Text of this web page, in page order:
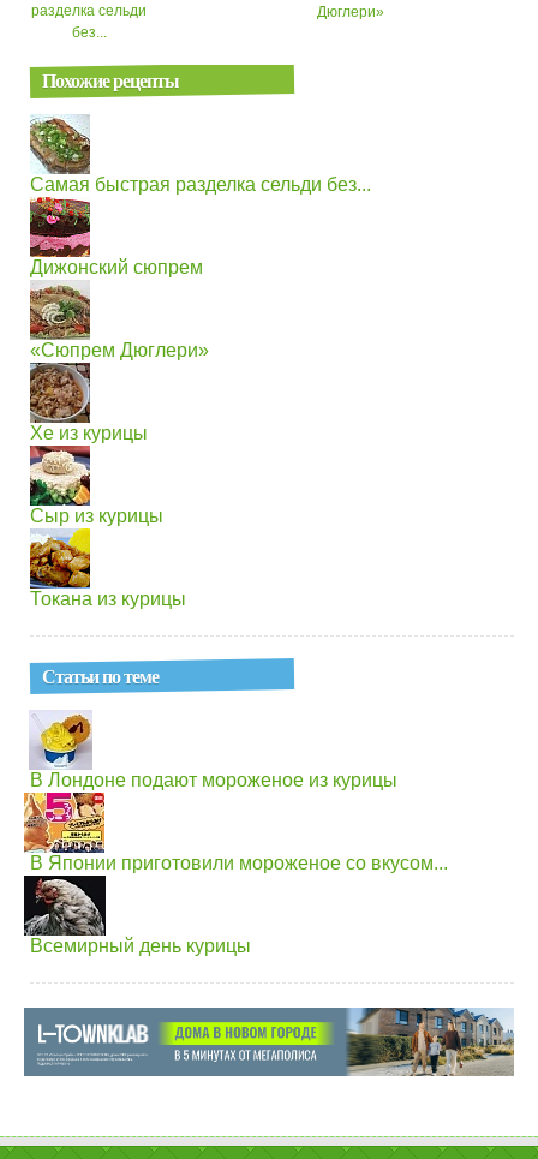
разделка сельди
без...
Дюглери»
Похожие рецепты
Самая быстрая разделка сельди без...
Дижонский сюпрем
«Сюпрем Дюглери»
Хе из курицы
Сыр из курицы
Токана из курицы
Статьи по теме
В Лондоне подают мороженое из курицы
В Японии приготовили мороженое со вкусом...
Всемирный день курицы